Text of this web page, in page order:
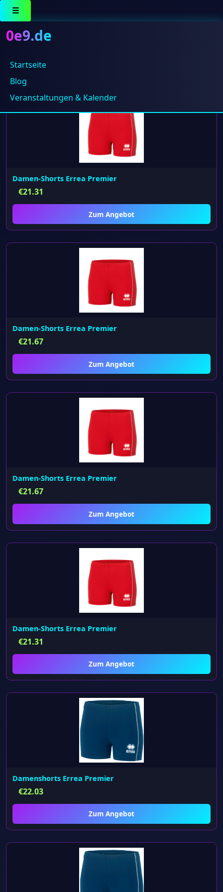
☰
0e9.de
Startseite
Blog
Veranstaltungen & Kalender
Damen-Shorts Errea Premier
€21.31
Zum Angebot
Damen-Shorts Errea Premier
€21.67
Zum Angebot
Damen-Shorts Errea Premier
€21.67
Zum Angebot
Damen-Shorts Errea Premier
€21.31
Zum Angebot
Damenshorts Errea Premier
€22.03
Zum Angebot